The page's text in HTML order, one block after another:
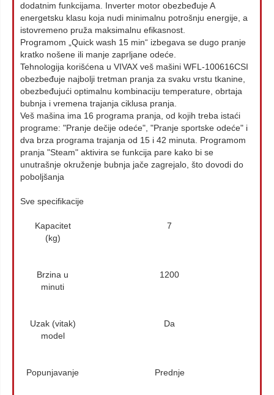
dodatnim funkcijama. Inverter motor obezbeđuje A
energetsku klasu koja nudi minimalnu potrošnju energije, a
istovremeno pruža maksimalnu efikasnost.
Programom „Quick wash 15 min“ izbegava se dugo pranje
kratko nošene ili manje zaprljane odeće.
Tehnologija korišćena u VIVAX veš mašini WFL-100616CSI
obezbeđuje najbolji tretman pranja za svaku vrstu tkanine,
obezbeđujući optimalnu kombinaciju temperature, obrtaja
bubnja i vremena trajanja ciklusa pranja.
Veš mašina ima 16 programa pranja, od kojih treba istaći
programe: "Pranje dečije odeće", "Pranje sportske odeće" i
dva brza programa trajanja od 15 i 42 minuta. Programom
pranja "Steam" aktivira se funkcija pare kako bi se
unutrašnje okruženje bubnja jače zagrejalo, što dovodi do
poboljšanja
Sve specifikacije
Kapacitet
(kg)
7
Brzina u
minuti
1200
Uzak (vitak)
model
Da
Popunjavanje Prednje